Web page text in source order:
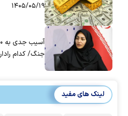
۱۴۰۵/۰۵/۱۹
جنگ/ کدام
لینک های مفید